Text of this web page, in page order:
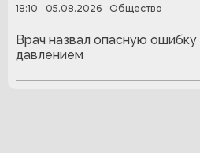
18:10 05.08.2026 Общество
Врач назвал опасную
давлением